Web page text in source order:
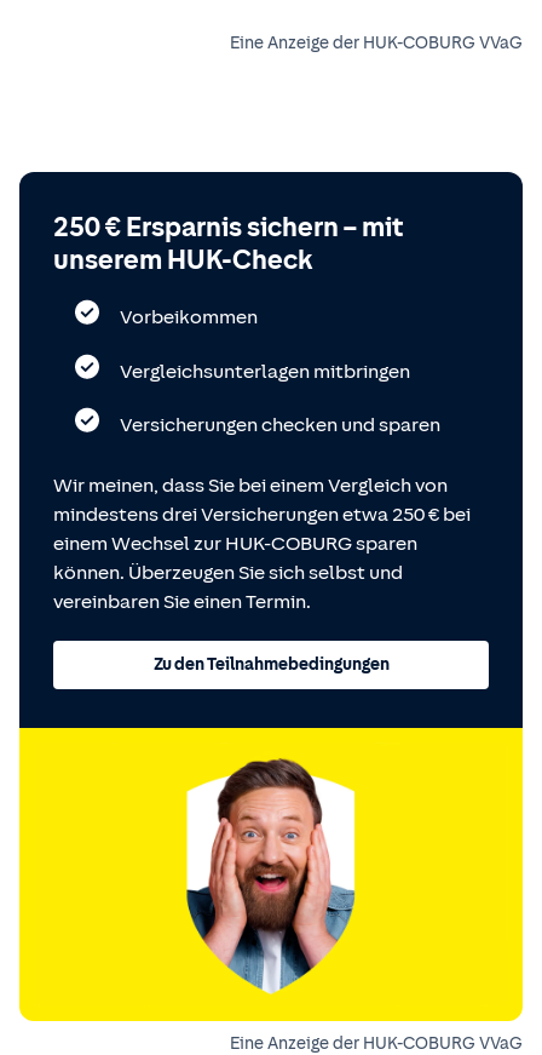
Eine Anzeige der HUK-COBURG VVaG
250 € Ersparnis sichern – mit
unserem HUK-Check
Vorbeikommen
Vergleichsunterlagen mitbringen
Versicherungen checken und sparen
Wir meinen, dass Sie bei einem Vergleich von
mindestens drei Versicherungen etwa 250 € bei
einem Wechsel zur HUK-COBURG sparen
können. Überzeugen Sie sich selbst und
vereinbaren Sie einen Termin.
Zu den Teilnahmebedingungen
Eine Anzeige der HUK-COBURG VVaG